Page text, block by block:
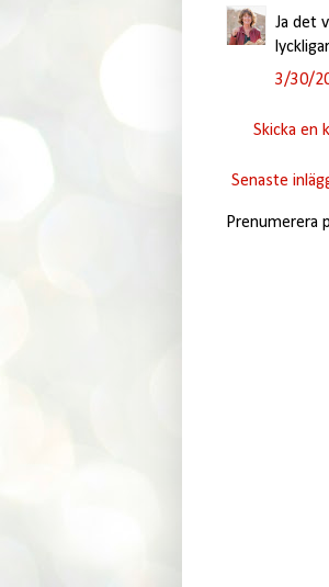
Ja det
3/30/
Skicka en
Senaste
Prenumerera